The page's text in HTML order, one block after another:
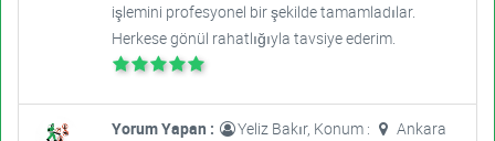
işlemini profesyonel bir şekilde tamamladılar.
Herkese gönül rahatlığıyla tavsiye ederim.
Yorum Yapan : Yeliz Bakır, Konum :
Ankara